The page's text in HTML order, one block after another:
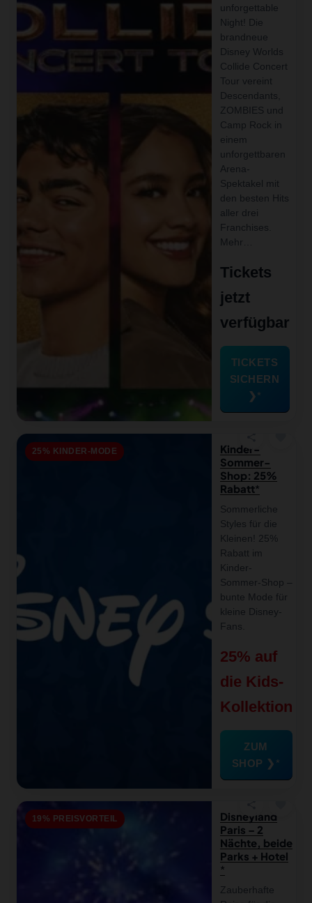
unforgettable
Night! Die
brandneue
Disney Worlds
Collide Concert
Tour vereint
Descendants,
ZOMBIES und
Camp Rock in
einem
unforgettbaren
Arena-
Spektakel mit
den besten Hits
aller drei
Franchises.
Mehr…
Tickets
jetzt
verfügbar
TICKETS
SICHERN
❯
25% KINDER-MODE
Kinder-
Sommer-
Shop: 25%
Rabatt
Sommerliche
Styles für die
Kleinen! 25%
Rabatt im
Kinder-
Sommer-Shop –
bunte Mode für
kleine Disney-
Fans.
25% auf
die Kids-
Kollektion
ZUM
SHOP ❯
19% PREISVORTEIL
Disneyland
Paris – 2
Nächte, beide
Parks + Hotel
Zauberhafte